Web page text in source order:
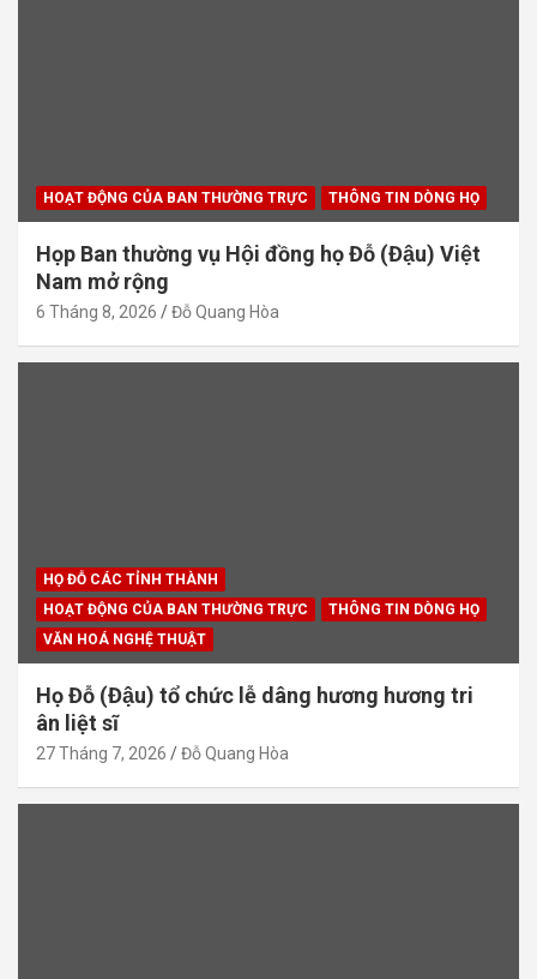
HOẠT ĐỘNG CỦA BAN THƯỜNG TRỰC THÔNG TIN DÒNG HỌ
Họp Ban thường vụ Hội đồng họ Đỗ (Đậu) Việt
Nam mở rộng
6 Tháng 8, 2026 Đỗ Quang Hòa
HỌ ĐỖ CÁC TỈNH THÀNH
HOẠT ĐỘNG CỦA BAN THƯỜNG TRỰC
THÔNG TIN DÒNG HỌ
VĂN HOÁ NGHỆ THUẬT
Họ Đỗ (Đậu) tổ chức lễ dâng hương hương tri
ân liệt sĩ
27 Tháng 7, 2026 Đỗ Quang Hòa